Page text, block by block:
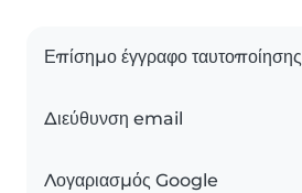
Επίσημο έγγραφο ταυτοποίησης
Διεύθυνση email
Λογαριασμός Google